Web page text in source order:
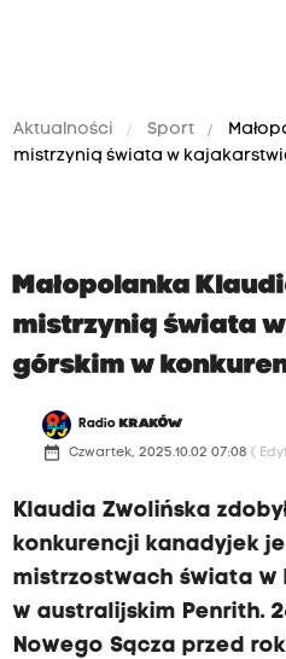
Aktualności Sport
mistrzynią świata w
Małopolanka
mistrzynią świata
górskim w
Radio KRAKÓW
date_range Czwartek, 2025.10.02 07:08 (
Klaudia Zwolińska
konkurencji kanadyjek
mistrzostwach świata w
w australijskim Penrith.
Nowego Sącza przed